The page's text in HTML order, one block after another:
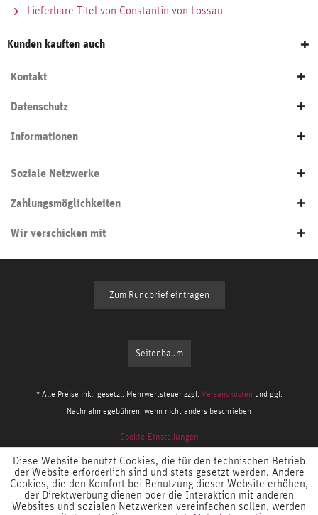
Lieferbare Titel von Constantin von Lossau
Kunden kauften auch
Kontakt
Datenschutz
Informationen
Soziale Netzwerke
Zahlungsmöglichkeiten
Wir verschicken mit
Zum Rundbrief eintragen
Seitenbaum
* Alle Preise inkl. gesetzl. Mehrwertsteuer zzgl. Versandkosten und ggf.
Nachnahmegebühren, wenn nicht anders beschrieben
Cookie-Einstellungen
Diese Website benutzt Cookies, die für den technischen Betrieb
der Website erforderlich sind und stets gesetzt werden. Andere
Cookies, die den Komfort bei Benutzung dieser Website erhöhen,
der Direktwerbung dienen oder die Interaktion mit anderen
Websites und sozialen Netzwerken vereinfachen sollen, werden